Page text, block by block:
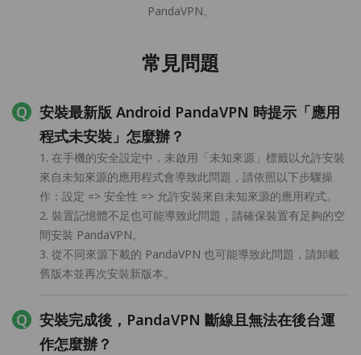
PandaVPN。
常見問題
安裝最新版 Android PandaVPN 時提示「應用
程式未安裝」怎麼辦？
1. 在手機的安全設定中，未啟用「未知來源」標籤以允許安裝
來自未知來源的應用程式會導致此問題，請依照以下步驟操
作：設定 => 安全性 => 允許安裝來自未知來源的應用程式。
2. 裝置記憶體不足也可能導致此問題，請確保裝置有足夠的空
間安裝 PandaVPN。
3. 從不同來源下載的 PandaVPN 也可能導致此問題，請卸載
舊版本並再次安裝新版本。
安裝完成後，PandaVPN 斷線且無法在後台運
作怎麼辦？